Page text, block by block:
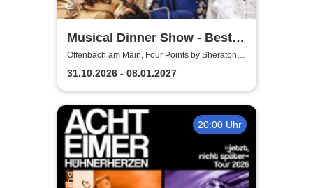
Musical Dinner Show - Best
of Musicals
Offenbach am Main, Four Points by Sheraton
Offenbach Plaza
31.10.2026 - 08.01.2027
20:00 Uhr